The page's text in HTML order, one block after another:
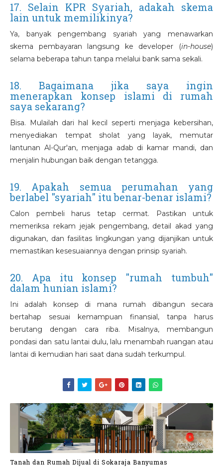
17. Selain KPR Syariah, adakah skema
lain untuk memilikinya?
Ya, banyak pengembang syariah yang menawarkan
skema pembayaran langsung ke developer (in-house)
selama beberapa tahun tanpa melalui bank sama sekali.
18. Bagaimana jika saya ingin
menerapkan konsep islami di rumah
saya sekarang?
Bisa. Mulailah dari hal kecil seperti menjaga kebersihan,
menyediakan tempat sholat yang layak, memutar
lantunan Al-Qur'an, menjaga adab di kamar mandi, dan
menjalin hubungan baik dengan tetangga.
19. Apakah semua perumahan yang
berlabel "syariah" itu benar-benar islami?
Calon pembeli harus tetap cermat. Pastikan untuk
memeriksa rekam jejak pengembang, detail akad yang
digunakan, dan fasilitas lingkungan yang dijanjikan untuk
memastikan kesesuaiannya dengan prinsip syariah.
20. Apa itu konsep "rumah tumbuh"
dalam hunian islami?
Ini adalah konsep di mana rumah dibangun secara
bertahap sesuai kemampuan finansial, tanpa harus
berutang dengan cara riba. Misalnya, membangun
pondasi dan satu lantai dulu, lalu menambah ruangan atau
lantai di kemudian hari saat dana sudah terkumpul.
Tanah dan Rumah Dijual di Sokaraja Banyumas